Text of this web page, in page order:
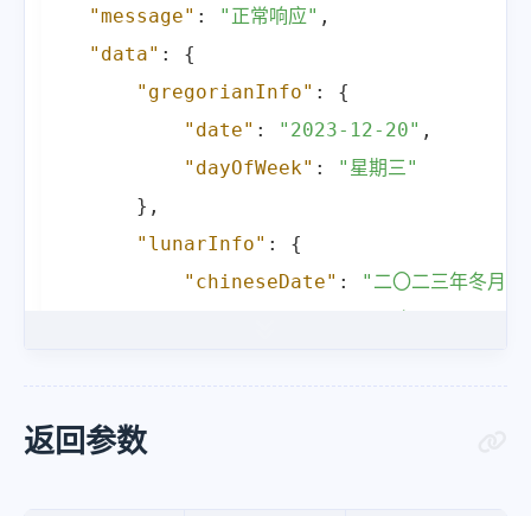
"message" : "正常响应" ,
"data" :
{
"gregorianInfo" :
{
"date" : "2023-12-20" ,
"dayOfWeek" :
"星期三"
} ,
"lunarInfo" :
{
"chineseDate" :
"二〇二三年冬月
返回参数